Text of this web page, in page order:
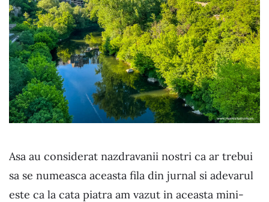
Asa au considerat nazdravanii nostri ca ar trebui
sa se numeasca aceasta fila din jurnal si adevarul
este ca la cata piatra am vazut in aceasta mini-